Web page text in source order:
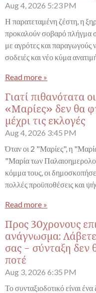
Aug 4, 2026 5:23 PM
Η παρατεταμένη ζέστη, η
προκαλούν σοβαρό πλήγμα
με αγρότες και παραγωγούς
σοδειές και νέο κύμα
Read more »
Γιατί πιθανότατα οι
«Μαρίες» δεν θα
μέχρι τις εκλογές
Aug 4, 2026 3:45 PM
Όταν οι 2 "Μαρίες", η
"Μαρία των
κόμμα τους, οι
πολλές προϋποθέσεις και
Read more »
Προς 30χρονους
ανάγνωσμα:
σας - σύνταξη δεν
ποτέ
Aug 3, 2026 6:35 PM
Το συνταξιοδοτικό είναι